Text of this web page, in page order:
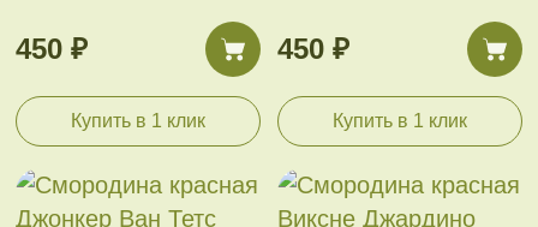
450 ₽
Купить в 1 клик
450 ₽
Купить в 1 клик